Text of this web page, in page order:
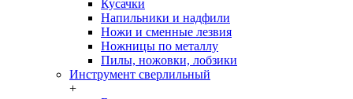
Кусачки
Напильники и надфили
Ножи и сменные лезвия
Ножницы по металлу
Пилы, ножовки, лобзики
Инструмент сверлильный
+